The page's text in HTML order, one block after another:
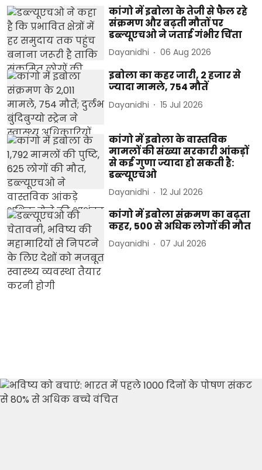
कांगो में इबोला के तेजी से फैल रहे
संक्रमण और बढ़ती मौतों पर
डब्ल्यूएचओ ने जताई गंभीर चिंता
Dayanidhi 06 Aug 2026
इबोला का कहर जारी, 2 हजार से
ज्यादा मामले, 754 मौतें
Dayanidhi 15 Jul 2026
कांगो में इबोला के वास्तविक
मामलों की संख्या सरकारी आंकड़ों
से कई गुणा ज्यादा हो सकती है:
डब्ल्यूएचओ
Dayanidhi 12 Jul 2026
कांगो में इबोला संक्रमण का बढ़ता
कहर, 500 से अधिक लोगों की मौत
Dayanidhi 07 Jul 2026